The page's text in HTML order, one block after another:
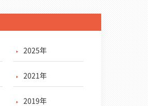
2025年
2021年
2019年